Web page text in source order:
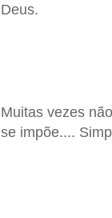
Deus.
Muitas vezes
se impõe....